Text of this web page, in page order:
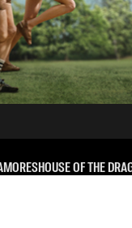
HOUSE OF THE